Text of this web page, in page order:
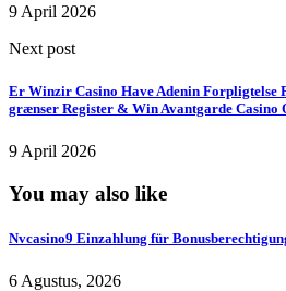
9 April 2026
Next post
Er Winzir Casino Have Adenin Forpligtelse
grænser Register & Win Avantgarde Casino
9 April 2026
You may also like
Nvcasino9 Einzahlung für
6 Agustus, 2026